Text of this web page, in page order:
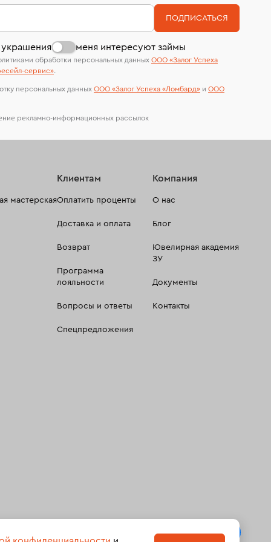
В кредит от Т-Банка (до 50 000 руб., на 3–6
мес.)
На особо ценные изделия получены
сертификаты МГУ и других геммологических
лабораторий
меня интересуют займы
ПОДПИСАТЬСЯ
обработки персональных данных ООО «Залог Успеха
сервиc».
персональных данных ООО «Залог Успеха «Ломбард» и ООО
рекламно-информационных рассылок
мастерская
Клиентам
Оплатить проценты
Доставка и оплата
Возврат
Программа
лояльности
Вопросы и ответы
Спецпредложения
Компания
О нас
Блог
Ювелирная академия
ЗУ
Документы
Контакты